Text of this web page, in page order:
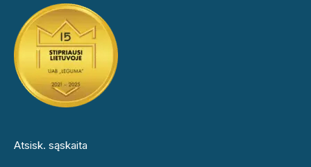
Atsisk. sąskaita